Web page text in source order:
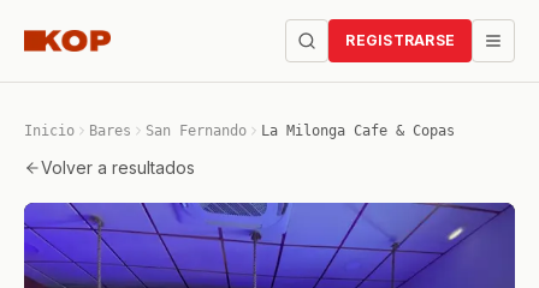
REGISTRARSE
Inicio Bares San Fernando La Milonga Cafe & Copas
Volver a resultados